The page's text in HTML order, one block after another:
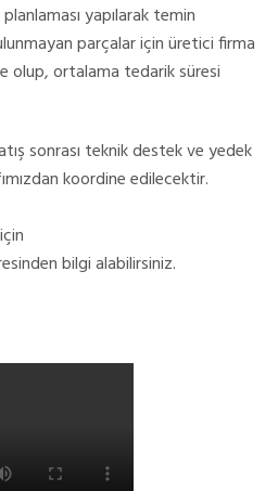
yapılarak temin
parçalar için üretici firma
olup, ortalama tedarik süresi
sonrası teknik destek ve yedek
koordine edilecektir.
bilgi alabilirsiniz.